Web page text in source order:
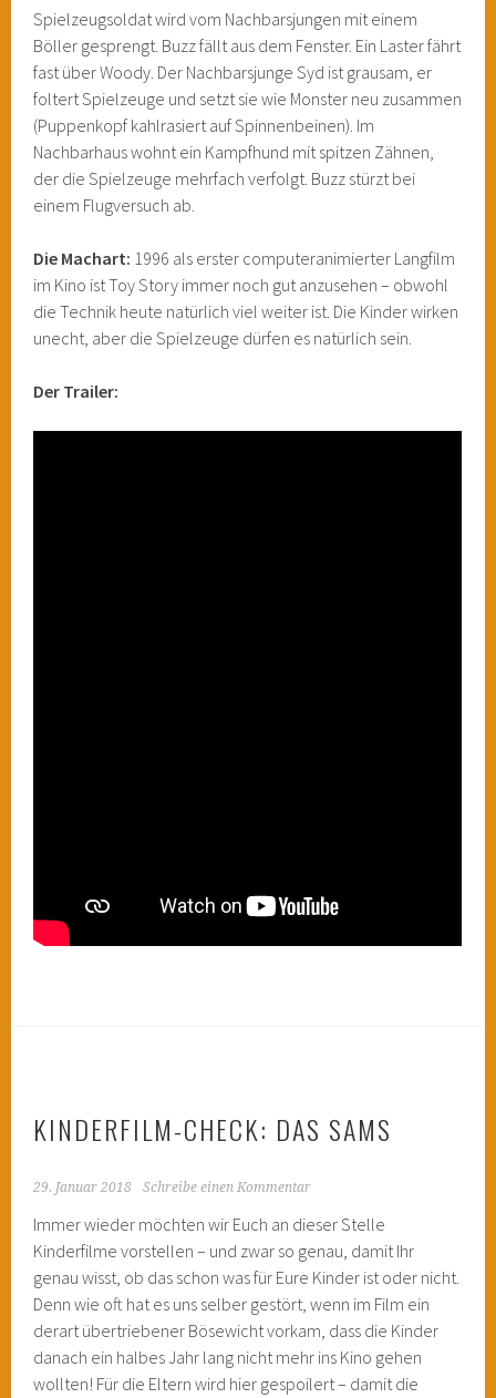
Spielzeugsoldat wird vom Nachbarsjungen mit einem
Böller gesprengt. Buzz fällt aus dem Fenster. Ein Laster fährt
fast über Woody. Der Nachbarsjunge Syd ist grausam, er
foltert Spielzeuge und setzt sie wie Monster neu zusammen
(Puppenkopf kahlrasiert auf Spinnenbeinen). Im
Nachbarhaus wohnt ein Kampfhund mit spitzen Zähnen,
der die Spielzeuge mehrfach verfolgt. Buzz stürzt bei
einem Flugversuch ab.
Die Machart: 1996 als erster computeranimierter Langfilm
im Kino ist Toy Story immer noch gut anzusehen – obwohl
die Technik heute natürlich viel weiter ist. Die Kinder wirken
unecht, aber die Spielzeuge dürfen es natürlich sein.
Der Trailer:
KINDERFILM-CHECK: DAS SAMS
29. Januar 2018 Schreibe einen Kommentar
Immer wieder möchten wir Euch an dieser Stelle
Kinderfilme vorstellen – und zwar so genau, damit Ihr
genau wisst, ob das schon was für Eure Kinder ist oder nicht.
Denn wie oft hat es uns selber gestört, wenn im Film ein
derart übertriebener Bösewicht vorkam, dass die Kinder
danach ein halbes Jahr lang nicht mehr ins Kino gehen
wollten! Für die Eltern wird hier gespoilert – damit die